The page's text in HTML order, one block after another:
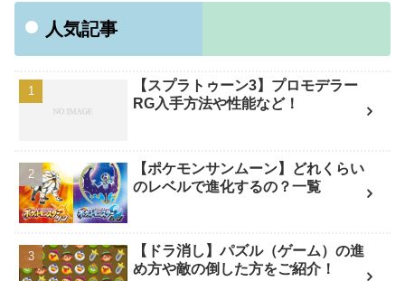
人気記事
【スプラトゥーン3】プロモデラー
RG入手方法や性能など！
【ポケモンサンムーン】どれくらい
のレベルで進化するの？一覧
【ドラ消し】パズル（ゲーム）の進
め方や敵の倒した方をご紹介！